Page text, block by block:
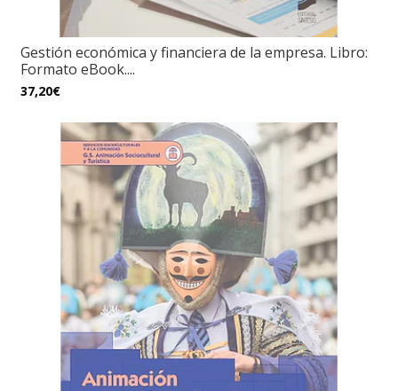
Gestión económica y financiera de la empresa. Libro:
Formato eBook....
37,20€